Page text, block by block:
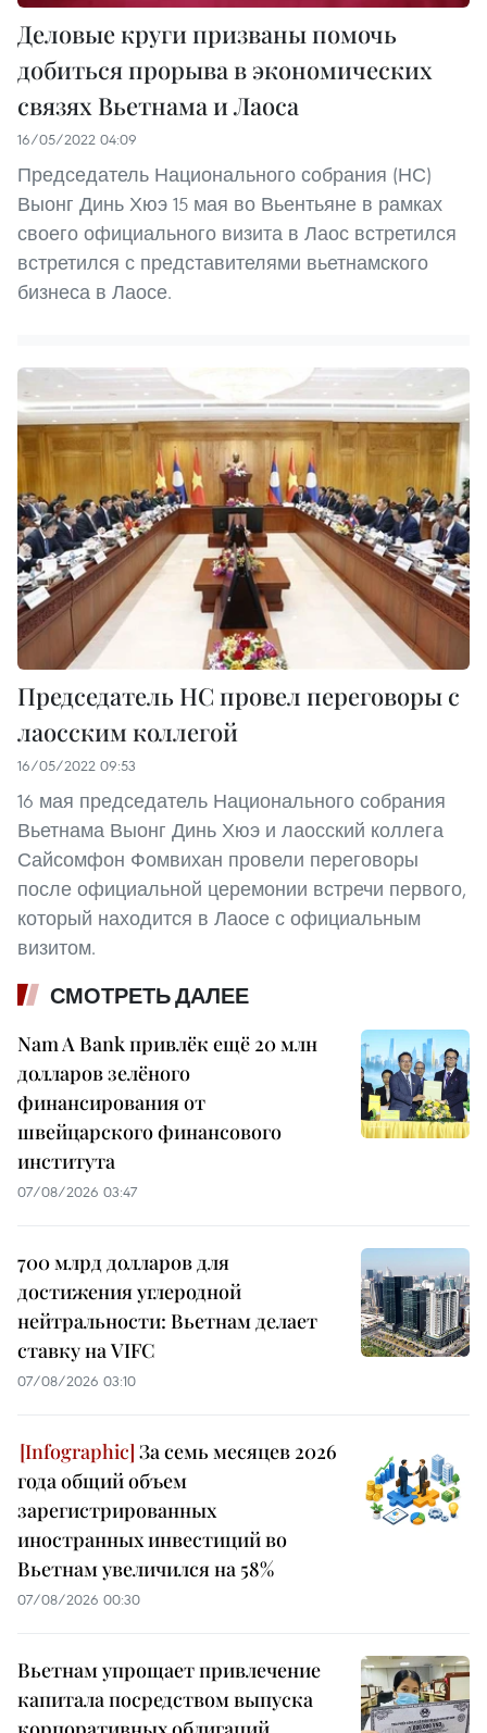
Деловые круги призваны помочь
добиться прорыва в экономических
связях Вьетнама и Лаоса
16/05/2022 04:09
Председатель Национального собрания (НС)
Выонг Динь Хюэ 15 мая во Вьентьяне в рамках
своего официального визита в Лаос встретился
встретился с представителями вьетнамского
бизнеса в Лаосе.
Председатель НС провел переговоры с
лаосским коллегой
16/05/2022 09:53
16 мая председатель Национального собрания
Вьетнама Выонг Динь Хюэ и лаосский коллега
Сайсомфон Фомвихан провели переговоры
после официальной церемонии встречи первого,
который находится в Лаосе с официальным
визитом.
СМОТРЕТЬ ДАЛЕЕ
Nam A Bank привлёк ещё 20 млн
долларов зелёного
финансирования от
швейцарского финансового
института
07/08/2026 03:47
700 млрд долларов для
достижения углеродной
нейтральности: Вьетнам делает
ставку на VIFC
07/08/2026 03:10
За семь месяцев 2026
года общий объем
зарегистрированных
иностранных инвестиций во
Вьетнам увеличился на 58%
07/08/2026 00:30
Вьетнам упрощает привлечение
капитала посредством выпуска